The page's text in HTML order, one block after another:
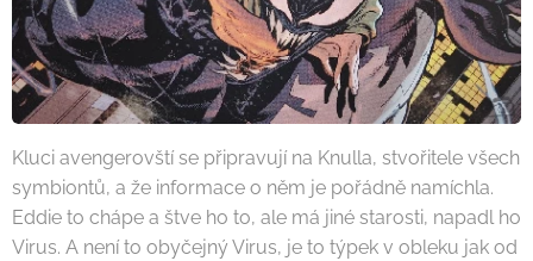
Kluci avengerovští se připravují na Knulla, stvořitele všech
symbiontů, a že informace o něm je pořádně namíchla.
Eddie to chápe a štve ho to, ale má jiné starosti, napadl ho
Virus. A není to obyčejný Virus, je to týpek v obleku jak od